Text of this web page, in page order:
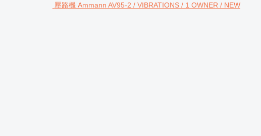
壓路機 Ammann AV95-2 / VIBRATIONS / 1 OWNER / NEW